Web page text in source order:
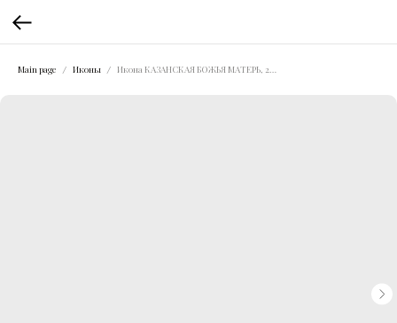
Main page Иконы Икона КАЗАНСКАЯ БОЖЬЯ МАТЕРЬ, 23х19 см.